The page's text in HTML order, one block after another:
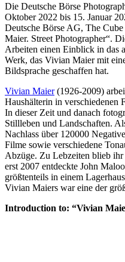
Die Deutsche Börse
Oktober 2022 bis 15. Januar
Deutsche Börse AG, The
Maier. Street Photographer“.
Arbeiten einen Einblick in das
Werk, das Vivian Maier mit
Bildsprache geschaffen hat.
Vivian Maier(1926-2009)
Haushälterin in verschiedenen
In dieser Zeit und danach
Stillleben und Landschaften.
Nachlass über 120000
Filme sowie verschiedene
Abzüge. Zu Lebzeiten blieb
erst 2007 entdeckte John
größtenteils in einem
Vivian Maiers war eine der
Introduction to: “Vivian